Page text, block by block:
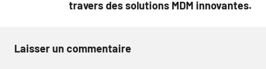
travers des solutions MDM innovantes.
Laisser un commentaire